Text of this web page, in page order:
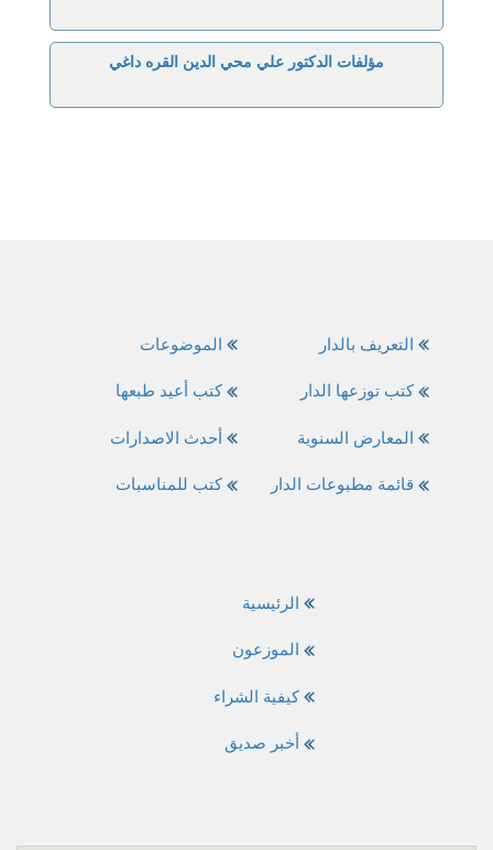
مؤلفات الدكتور علي محي الدين القره داغي
الموضوعات
كتب أعيد طبعها
أحدث الاصدارات
كتب للمناسبات
التعريف بالدار
كتب توزعها الدار
المعارض السنوية
قائمة مطبوعات الدار
الرئيسية
الموزعون
كيفية الشراء
أخبر صديق